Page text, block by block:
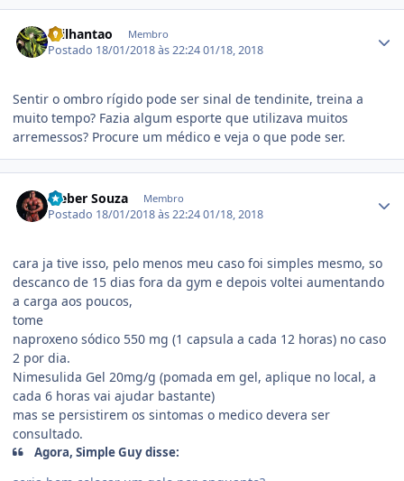
Brilhantao Membro
Postado 18/01/2018 às 22:2401/18, 2018
Sentir o ombro rígido pode ser sinal de tendinite, treina a
muito tempo? Fazia algum esporte que utilizava muitos
arremessos? Procure um médico e veja o que pode ser.
Cleber Souza Membro
Postado 18/01/2018 às 22:2401/18, 2018
cara ja tive isso, pelo menos meu caso foi simples mesmo, so
descanco de 15 dias fora da gym e depois voltei aumentando
a carga aos poucos,
tome
naproxeno sódico 550 mg (1 capsula a cada 12 horas) no caso
2 por dia.
Nimesulida Gel 20mg/g (pomada em gel, aplique no local, a
cada 6 horas vai ajudar bastante)
mas se persistirem os sintomas o medico devera ser
consultado.
Agora, Simple Guy disse: